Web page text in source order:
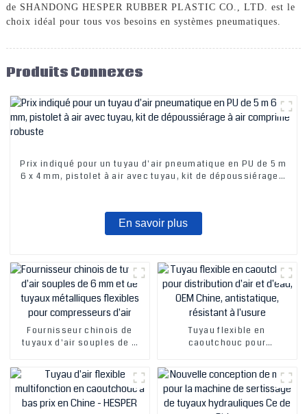
de SHANDONG HESPER RUBBER PLASTIC CO., LTD. est le
choix idéal pour tous vos besoins en systèmes pneumatiques.
Produits Connexes
Prix ​​indiqué pour un tuyau d'air pneumatique en PU de 5 m
6 x 4 mm, pistolet à air avec tuyau, kit de dépoussiérage à
En savoir plus
Fournisseur chinois de
tuyaux d'air souples de 6
métalliques flexibles pour
compresseurs d'air
Tuyau flexible en
caoutchouc pour
OEM Chine, antistatique,
résistant à l'usure